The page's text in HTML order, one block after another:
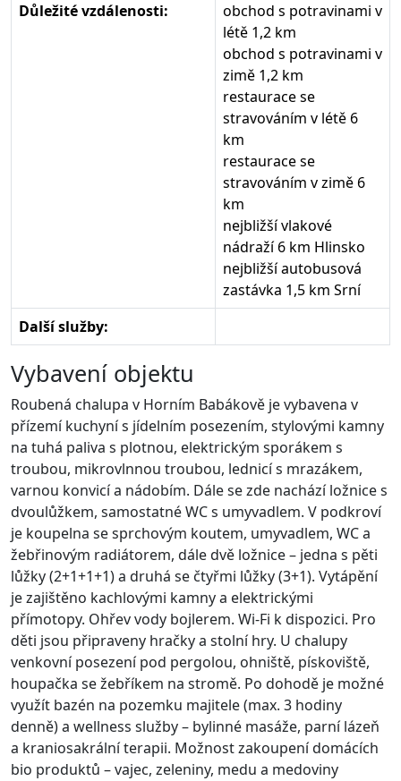
Důležité vzdálenosti:
obchod s potravinami v
létě 1,2 km
obchod s potravinami v
zimě 1,2 km
restaurace se
stravováním v létě 6
km
restaurace se
stravováním v zimě 6
km
nejbližší vlakové
nádraží 6 km Hlinsko
nejbližší autobusová
zastávka 1,5 km Srní
Další služby:
Vybavení objektu
Roubená chalupa v Horním Babákově je vybavena v
přízemí kuchyní s jídelním posezením, stylovými kamny
na tuhá paliva s plotnou, elektrickým sporákem s
troubou, mikrovlnnou troubou, lednicí s mrazákem,
varnou konvicí a nádobím. Dále se zde nachází ložnice s
dvoulůžkem, samostatné WC s umyvadlem. V podkroví
je koupelna se sprchovým koutem, umyvadlem, WC a
žebřinovým radiátorem, dále dvě ložnice – jedna s pěti
lůžky (2+1+1+1) a druhá se čtyřmi lůžky (3+1). Vytápění
je zajištěno kachlovými kamny a elektrickými
přímotopy. Ohřev vody bojlerem. Wi-Fi k dispozici. Pro
děti jsou připraveny hračky a stolní hry. U chalupy
venkovní posezení pod pergolou, ohniště, pískoviště,
houpačka se žebříkem na stromě. Po dohodě je možné
využít bazén na pozemku majitele (max. 3 hodiny
denně) a wellness služby – bylinné masáže, parní lázeň
a kraniosakrální terapii. Možnost zakoupení domácích
bio produktů – vajec, zeleniny, medu a medoviny